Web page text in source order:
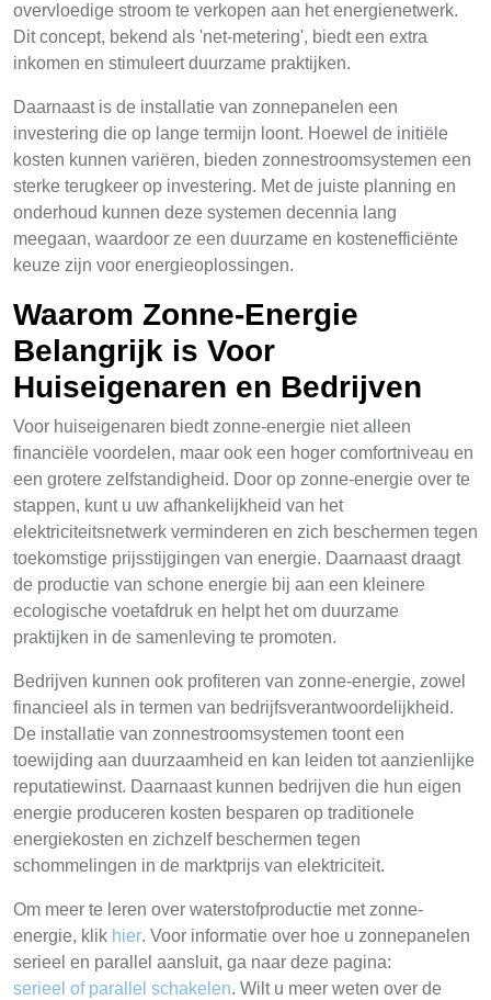
overvloedige stroom te verkopen aan het energienetwerk.
Dit concept, bekend als 'net-metering', biedt een extra
inkomen en stimuleert duurzame praktijken.
Daarnaast is de installatie van zonnepanelen een
investering die op lange termijn loont. Hoewel de initiële
kosten kunnen variëren, bieden zonnestroomsystemen een
sterke terugkeer op investering. Met de juiste planning en
onderhoud kunnen deze systemen decennia lang
meegaan, waardoor ze een duurzame en kostenefficiënte
keuze zijn voor energieoplossingen.
Waarom Zonne-Energie
Belangrijk is Voor
Huiseigenaren en Bedrijven
Voor huiseigenaren biedt zonne-energie niet alleen
financiële voordelen, maar ook een hoger comfortniveau en
een grotere zelfstandigheid. Door op zonne-energie over te
stappen, kunt u uw afhankelijkheid van het
elektriciteitsnetwerk verminderen en zich beschermen tegen
toekomstige prijsstijgingen van energie. Daarnaast draagt
de productie van schone energie bij aan een kleinere
ecologische voetafdruk en helpt het om duurzame
praktijken in de samenleving te promoten.
Bedrijven kunnen ook profiteren van zonne-energie, zowel
financieel als in termen van bedrijfsverantwoordelijkheid.
De installatie van zonnestroomsystemen toont een
toewijding aan duurzaamheid en kan leiden tot aanzienlijke
reputatiewinst. Daarnaast kunnen bedrijven die hun eigen
energie produceren kosten besparen op traditionele
energiekosten en zichzelf beschermen tegen
schommelingen in de marktprijs van elektriciteit.
Om meer te leren over waterstofproductie met zonne-
energie, klik hier. Voor informatie over hoe u zonnepanelen
serieel en parallel aansluit, ga naar deze pagina:
serieel of parallel schakelen. Wilt u meer weten over de